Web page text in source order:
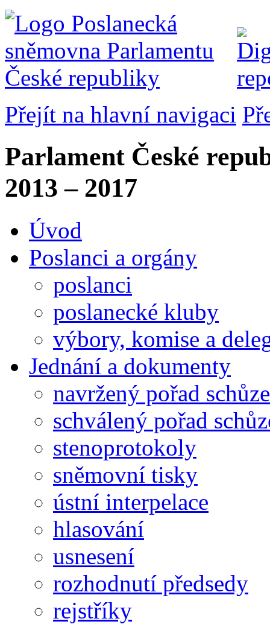
Přejít na hlavní navigaci
Parlament České
2013 – 2017
Úvod
Poslanci a orgány
poslanci
poslanecké kluby
výbory, komise a
Jednání a dokumenty
navržený pořad schůze
schválený pořad
stenoprotokoly
sněmovní tisky
ústní interpelace
hlasování
usnesení
rozhodnutí předsedy
rejstříky